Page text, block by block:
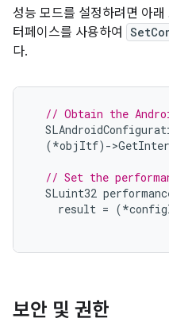
성능 모드를 설정하려면 아
터페이스를 사용하여
다.
// Obtain the
(*objItf) ->
// Set the
SLuint32
result = (*
보안 및 권한